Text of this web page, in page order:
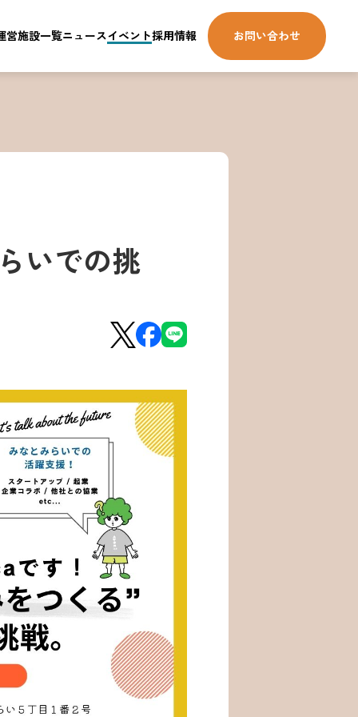
営施設一覧ニュースイベント採用情報 お問い合わせ
いでの挑